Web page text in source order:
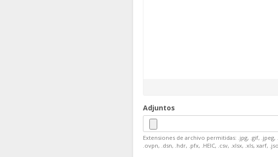
Adjuntos
Extensiones de archivo permitidas: .jpg, .gif, .jpeg,
.ovpn, .dsn, .hdr, .pfx, .HEIC, .csv, .xlsx, .xls, xarf,